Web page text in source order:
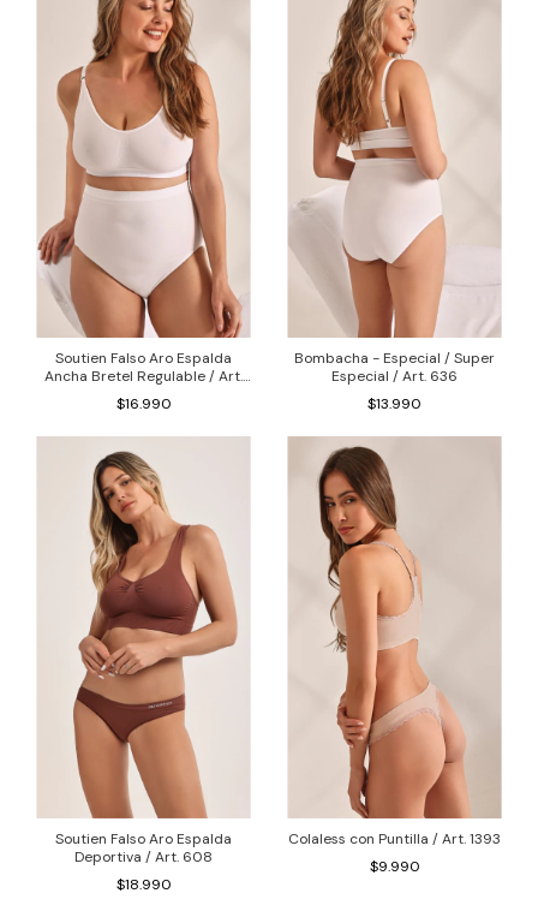
Soutien Falso Aro Espalda
Ancha Bretel Regulable / Art.
$16.990
Bombacha - Especial / Super
Especial / Art. 636
$13.990
Soutien Falso Aro Espalda
Deportiva / Art. 608
$18.990
Colaless con Puntilla / Art. 1393
$9.990